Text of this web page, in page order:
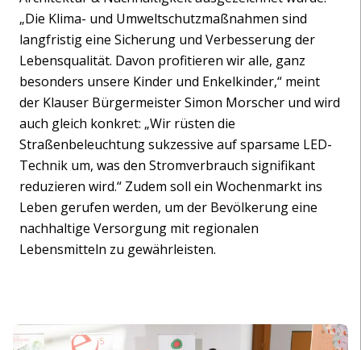
„Die Klima- und Umweltschutzmaßnahmen sind
langfristig eine Sicherung und Verbesserung der
Lebensqualität. Davon profitieren wir alle, ganz
besonders unsere Kinder und Enkelkinder,“ meint
der Klauser Bürgermeister Simon Morscher und wird
auch gleich konkret: „Wir rüsten die
Straßenbeleuchtung sukzessive auf sparsame LED-
Technik um, was den Stromverbrauch signifikant
reduzieren wird.“ Zudem soll ein Wochenmarkt ins
Leben gerufen werden, um der Bevölkerung eine
nachhaltige Versorgung mit regionalen
Lebensmitteln zu gewährleisten.